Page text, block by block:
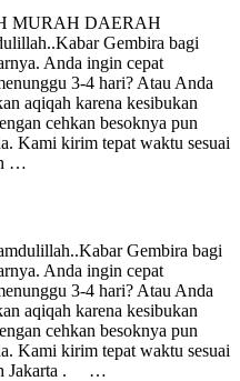
MURAH DAERAH
Gembira bagi
Anda ingin cepat
3-4 hari? Atau Anda
aqiqah karena kesibukan
cehkan besoknya pun
Kami kirim tepat waktu sesuai
…
Gembira bagi
Anda ingin cepat
3-4 hari? Atau Anda
aqiqah karena kesibukan
cehkan besoknya pun
Kami kirim tepat waktu sesuai
Jakarta . …